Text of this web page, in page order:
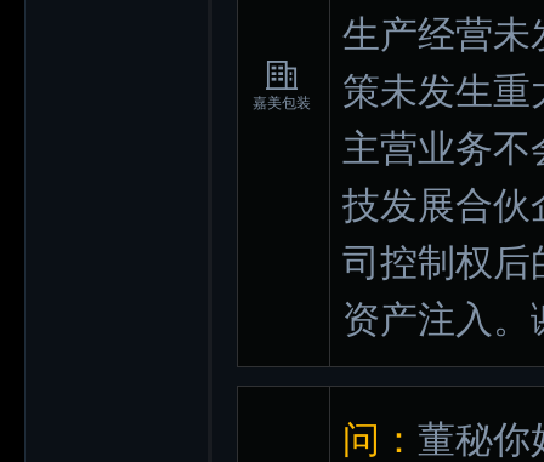
嘉美包装
生产经营未
策未发生重
主营业务不
技发展合伙
司控制权后
资产注入。
问： 董秘你